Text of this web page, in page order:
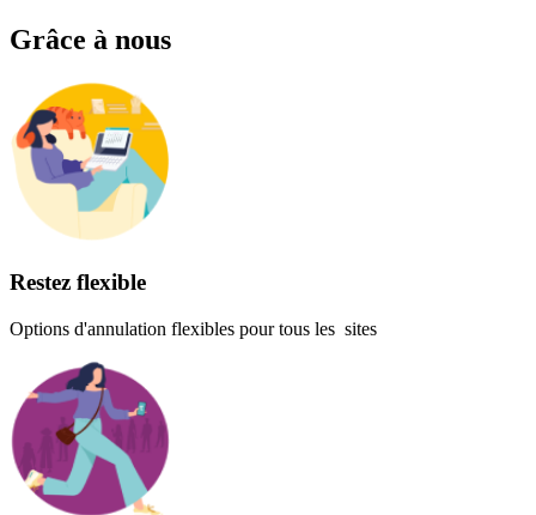
Grâce à nous
Restez flexible
Options d'annulation flexibles pour tous les sites